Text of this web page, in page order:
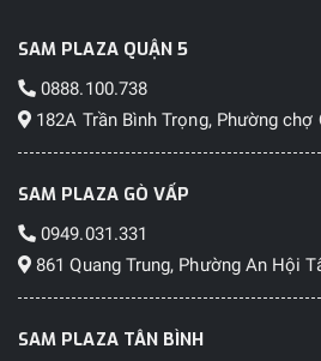
SAM PLAZA QUẬN 5
0888.100.738
182A Trần Bình Trọng, Phường chợ
SAM PLAZA GÒ VẤP
0949.031.331
861 Quang Trung, Phường An Hội
SAM PLAZA TÂN BÌNH